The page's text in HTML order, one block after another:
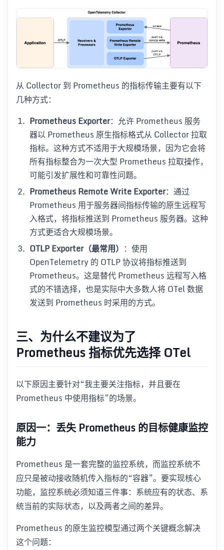
从 Collector 到 Prometheus 的指标传输主要有以下
几种方式：
Prometheus Exporter：允许 Prometheus 服务
器以 Prometheus 原生指标格式从 Collector 拉取
指标。这种方式不适用于大规模场景，因为它会将
所有指标整合为一次大型 Prometheus 拉取操作，
可能引发扩展性和可靠性问题。
Prometheus Remote Write Exporter：通过
Prometheus 用于服务器间指标传输的原生远程写
入格式，将指标推送到 Prometheus 服务器。这种
方式更适合大规模场景。
OTLP Exporter（最常用） ：使用
OpenTelemetry 的 OTLP 协议将指标推送到
Prometheus。这是替代 Prometheus 远程写入格
式的不错选择，也是实际中大多数人将 OTel 数据
发送到 Prometheus 时采用的方式。
三、为什么不建议为了
Prometheus 指标优先选择 OTel
以下原因主要针对“我主要关注指标，并且要在
Prometheus 中使用指标”的场景。
原因一：丢失 Prometheus 的目标健康监控
能力
Prometheus 是一套完整的监控系统，而监控系统不
应只是被动接收随机传入指标的“容器”。要实现核心
功能，监控系统必须知道三件事：系统应有的状态、系
统当前的实际状态，以及两者之间的差异。
Prometheus 的原生监控模型通过两个关键概念解决
这个问题：